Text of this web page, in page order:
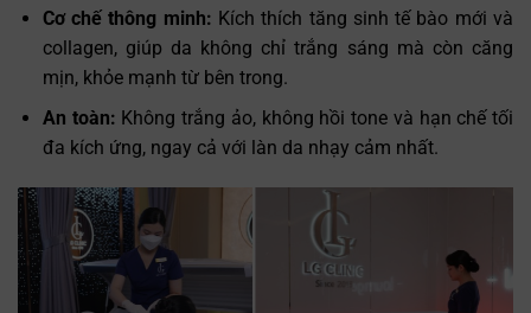
Cơ chế thông minh: Kích thích tăng sinh tế bào mới và
collagen, giúp da không chỉ trắng sáng mà còn căng
mịn, khỏe mạnh từ bên trong.
An toàn: Không trắng ảo, không hồi tone và hạn chế tối
đa kích ứng, ngay cả với làn da nhạy cảm nhất.